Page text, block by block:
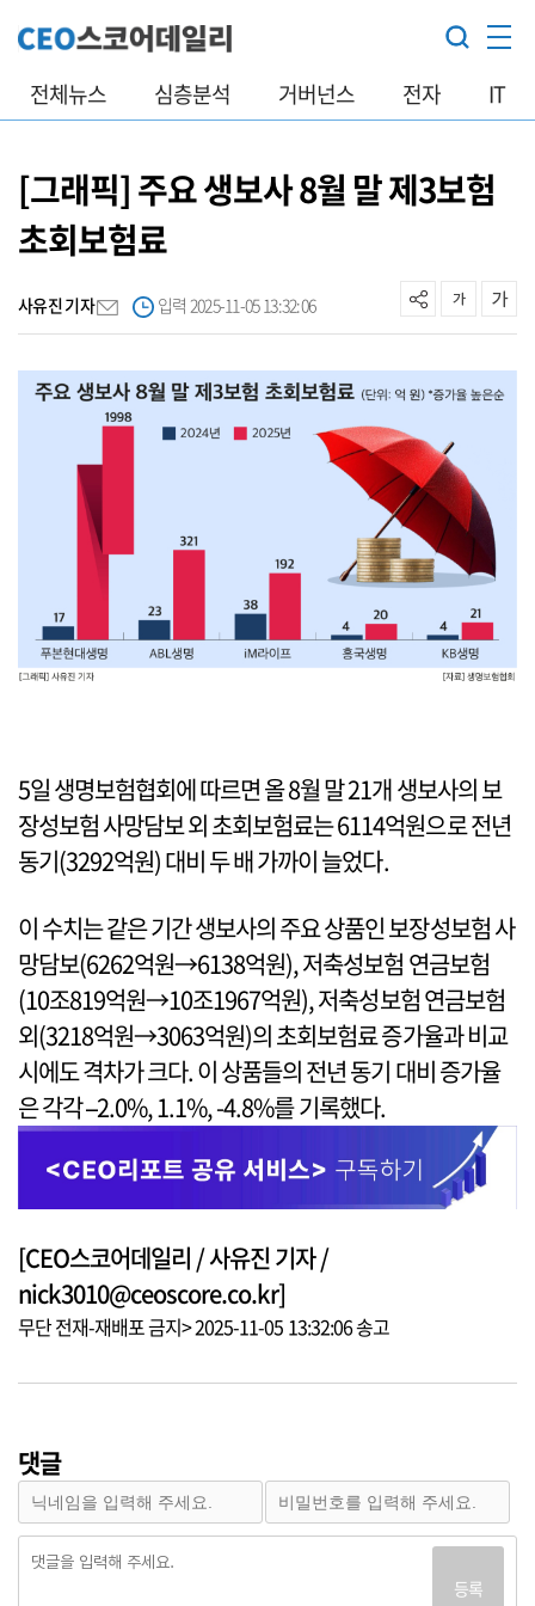
전체뉴스 심층분석 거버넌스 전자 IT
[그래픽] 주요 생보사 8월 말 제3보험
초회보험료
사유진 기자 입력 2025-11-05 13:32:06
5일 생명보험협회에 따르면 올 8월 말 21개 생보사의 보
장성보험 사망담보 외 초회보험료는 6114억원으로 전년
동기(3292억원) 대비 두 배 가까이 늘었다.
이 수치는 같은 기간 생보사의 주요 상품인 보장성보험 사
망담보(6262억원→6138억원), 저축성보험 연금보험
(10조819억원→10조1967억원), 저축성보험 연금보험
외(3218억원→3063억원)의 초회보험료 증가율과 비교
시에도 격차가 크다. 이 상품들의 전년 동기 대비 증가율
은 각각 –2.0%, 1.1%, -4.8%를 기록했다.
[CEO스코어데일리 / 사유진 기자 /
nick3010@ceoscore.co.kr]
무단 전재-재배포 금지> 2025-11-05 13:32:06 송고
댓글
등록